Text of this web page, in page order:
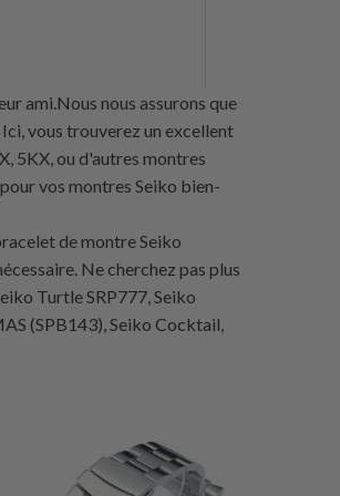
ami.Nous nous assurons que
vous trouverez un excellent
5KX, ou d'autres montres
vos montres Seiko bien-
de montre Seiko
Ne cherchez pas plus
Turtle SRP777, Seiko
(SPB143), Seiko Cocktail,
total
des
$59.99